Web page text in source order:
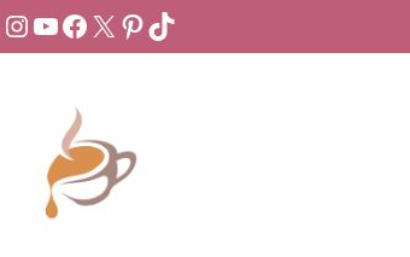
Instagram
YouTube
Facebook
X Pinterest
TikTok